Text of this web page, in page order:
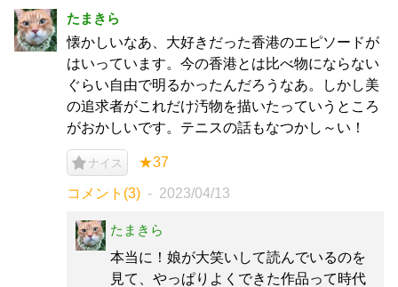
たまきら
懐かしいなあ、大好きだった香港のエピソードが
はいっています。今の香港とは比べ物にならない
ぐらい自由で明るかったんだろうなあ。しかし美
の追求者がこれだけ汚物を描いたっていうところ
がおかしいです。テニスの話もなつかし～い！
ナイス ★37
コメント(3) 2023/04/13
たまきら
本当に！娘が大笑いして読んでいるのを
見て、やっぱりよくできた作品って時代